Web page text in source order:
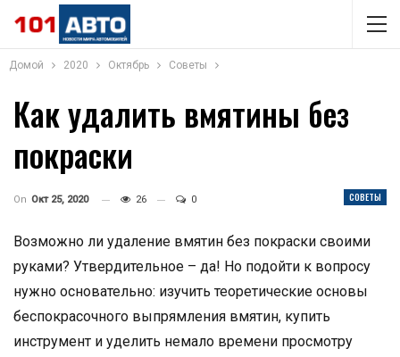
Домой 2020 Октябрь Советы
Как удалить вмятины без
покраски
СОВЕТЫ
On Окт 25, 2020 26 0
Возможно ли удаление вмятин без покраски своими
руками? Утвердительное – да! Но подойти к вопросу
нужно основательно: изучить теоретические основы
беспокрасочного выпрямления вмятин, купить
инструмент и уделить немало времени просмотру